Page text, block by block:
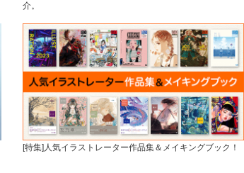
介。
[特集]人気イラストレーター作品集＆メイキングブック！